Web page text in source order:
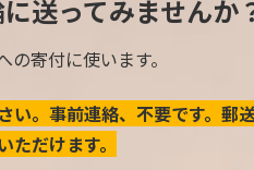
送ってみませんか
寄付に使います。
。事前連絡、不要です。郵
だけます。